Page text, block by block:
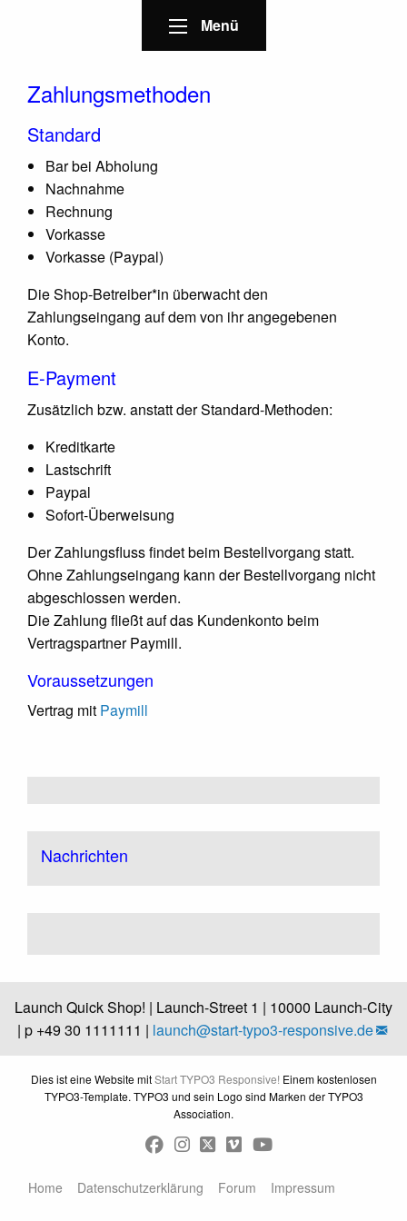
Home Datenschutzerklärung Forum Impressum
Menü
Zahlungsmethoden
Standard
Bar bei Abholung
Nachnahme
Rechnung
Vorkasse
Vorkasse (Paypal)
Die Shop-Betreiber*in überwacht den
Zahlungseingang auf dem von ihr angegebenen
Konto.
E-Payment
Zusätzlich bzw. anstatt der Standard-Methoden:
Kreditkarte
Lastschrift
Paypal
Sofort-Überweisung
Der Zahlungsfluss findet beim Bestellvorgang statt.
Ohne Zahlungseingang kann der Bestellvorgang nicht
abgeschlossen werden.
Die Zahlung fließt auf das Kundenkonto beim
Vertragspartner Paymill.
Voraussetzungen
Vertrag mit Paymill
Nachrichten
Launch Quick Shop! | Launch-Street 1 | 10000 Launch-City
| p +49 30 1111111 | launch@start-typo3-responsive.de
Dies ist eine Website mitStart TYPO3 Responsive! Einem kostenlosen
TYPO3-Template. TYPO3 und sein Logo sind Marken der TYPO3
Association.